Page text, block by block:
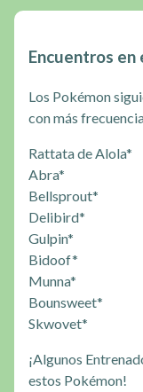
Encuentros en
Los Pokémon
con más
Rattata de Alola*
Abra*
Bellsprout*
Delibird*
Gulpin*
Bidoof*
Munna*
Bounsweet*
Skwovet*
¡Algunos
estos Pokémon!